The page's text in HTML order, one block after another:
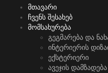
მთავარი
ჩვენს შესახებ
მომსახურება
გეგმარება და
ინტერიერის
ექსტერიერი
ავეჯის დამზადება